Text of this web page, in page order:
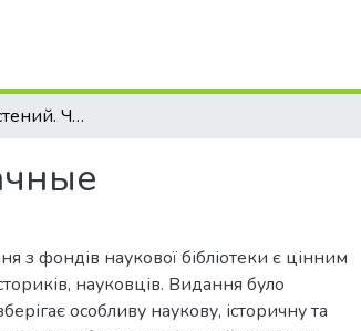
Систематика растений. Ч. II. Явнобрачные
з фондів наукової бібліотеки є цінним
науковців. Видання було
особливу наукову, історичну та